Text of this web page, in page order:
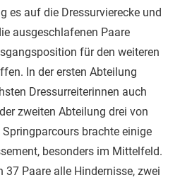
es auf die Dressurvierecke und
ausgeschlafenen Paare
für den weiteren
In der ersten Abteilung
Dressurreiterinnen auch
zweiten Abteilung drei von
brachte einige
besonders im Mittelfeld.
37 Paare alle Hindernisse, zwei